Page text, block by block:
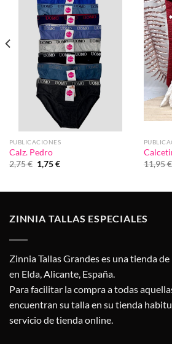
PUBLICACIONES
Calz. Pedro
2,75€ El
precio
1,75€El
11,95€
ZINNIA TALLAS ESPECIALES
Zinnia Tallas Grandes es una tienda
en Elda, Alicante, España.
Para facilitar la compra a todas
encuentran su talla en su tienda
servicio de tienda online.